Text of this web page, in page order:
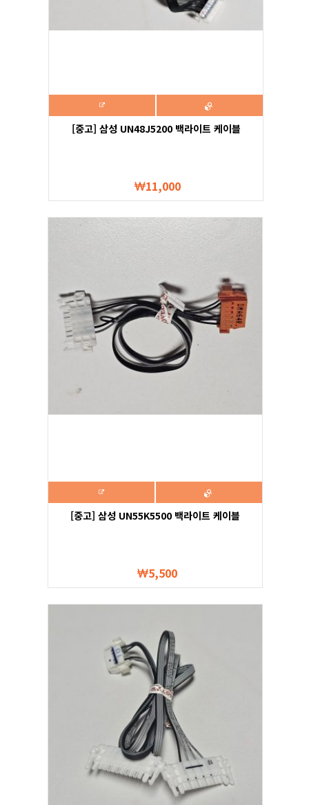
[중고] 삼성 UN48J5200 백라이트 케이블
11,000
[중고] 삼성 UN55K5500 백라이트 케이블
5,500